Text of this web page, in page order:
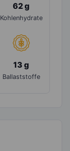
62 g
Kohlenhydrate
13 g
Ballaststoffe